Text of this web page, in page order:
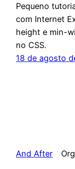
Pequeno
com Internet
height e min-
no CSS.
18 de agosto
And After